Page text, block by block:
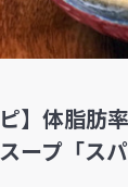
ピ】体脂肪
ープ「ス